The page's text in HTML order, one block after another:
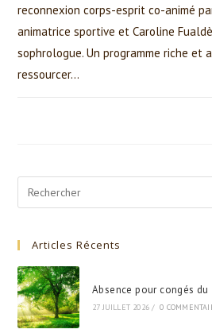
reconnexion corps-esprit co-animé
animatrice sportive et Caroline
sophrologue. Un programme riche et
ressourcer…
Search
for:
Articles Récents
Absence pour congés
27 JUILLET 2026 / 0